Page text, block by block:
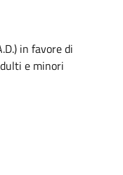
in favore di
e minori